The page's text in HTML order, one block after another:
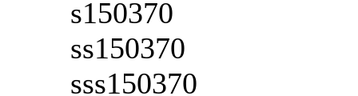
s150370
ss150370
sss150370